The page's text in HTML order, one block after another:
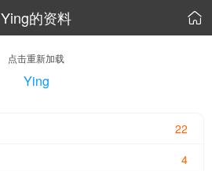
Ying的资料 
点击重新加载
Ying
22
4